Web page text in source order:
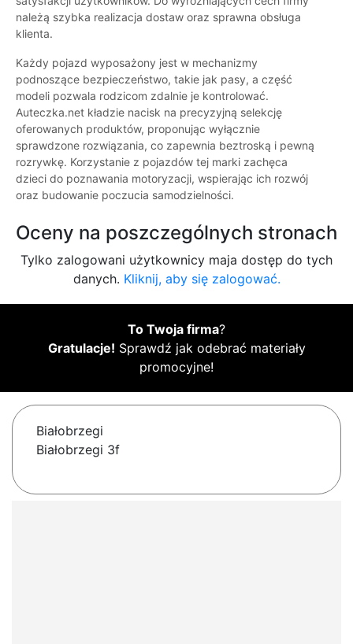
należą szybka realizacja dostaw oraz sprawna obsługa
klienta.
Każdy pojazd wyposażony jest w mechanizmy
podnoszące bezpieczeństwo, takie jak pasy, a część
modeli pozwala rodzicom zdalnie je kontrolować.
Auteczka.net kładzie nacisk na precyzyjną selekcję
oferowanych produktów, proponując wyłącznie
sprawdzone rozwiązania, co zapewnia beztroską i pewną
rozrywkę. Korzystanie z pojazdów tej marki zachęca
dzieci do poznawania motoryzacji, wspierając ich rozwój
oraz budowanie poczucia samodzielności.
Oceny na poszczególnych stronach
Tylko zalogowani użytkownicy maja dostęp do tych
danych. Kliknij, aby się zalogować.
To Twoja firma?
Gratulacje! Sprawdź jak odebrać materiały
promocyjne!
Białobrzegi
Białobrzegi 3f